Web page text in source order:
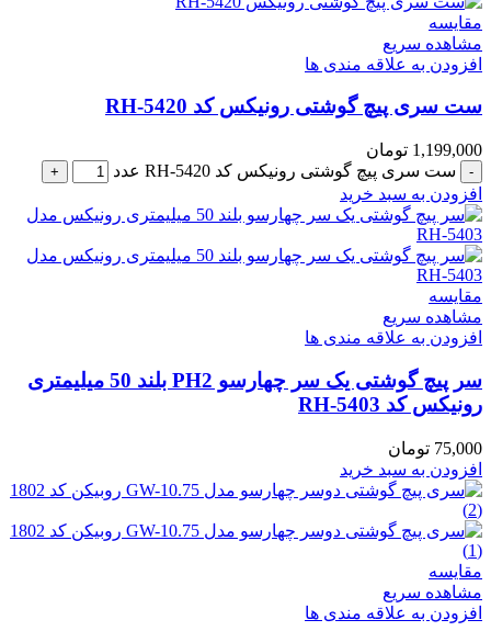
مقایسه
مشاهده سریع
افزودن به علاقه مندی ها
ست سری پیچ گوشتی رونیکس کد RH-5420
1,199,000 تومان
ست سری پیچ گوشتی رونیکس کد RH-5420 عدد
افزودن به سبد خرید
مقایسه
مشاهده سریع
افزودن به علاقه مندی ها
سر پیچ گوشتی یک سر چهارسو PH2 بلند 50 میلیمتری
رونیکس کد RH-5403
75,000 تومان
افزودن به سبد خرید
مقایسه
مشاهده سریع
افزودن به علاقه مندی ها